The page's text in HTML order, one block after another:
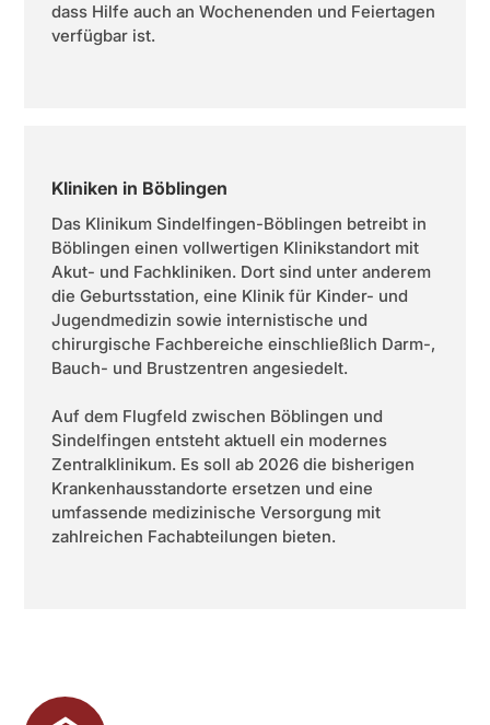
dass Hilfe auch an Wochenenden und Feiertagen
verfügbar ist.
Kliniken in Böblingen
Das Klinikum Sindelfingen-Böblingen betreibt in
Böblingen einen vollwertigen Klinikstandort mit
Akut- und Fachkliniken. Dort sind unter anderem
die Geburtsstation, eine Klinik für Kinder- und
Jugendmedizin sowie internistische und
chirurgische Fachbereiche einschließlich Darm-,
Bauch- und Brustzentren angesiedelt.
Auf dem Flugfeld zwischen Böblingen und
Sindelfingen entsteht aktuell ein modernes
Zentralklinikum. Es soll ab 2026 die bisherigen
Krankenhausstandorte ersetzen und eine
umfassende medizinische Versorgung mit
zahlreichen Fachabteilungen bieten.